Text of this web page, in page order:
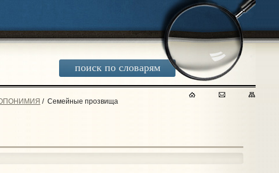
поиск по словарям
/ Семейные прозвища